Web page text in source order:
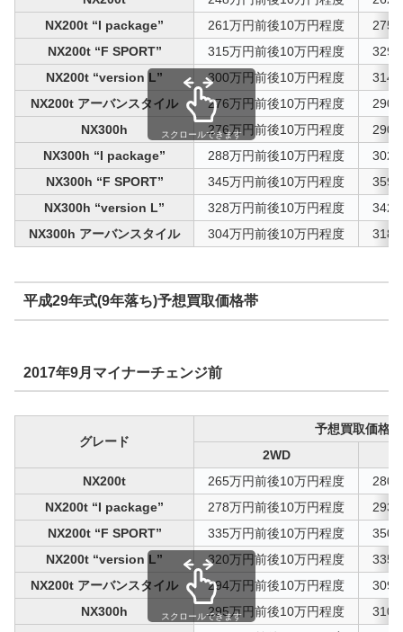
NX200t “I package”
261万円前後10万円程度
275
NX200t “F SPORT”
315万円前後10万円程度
329
NX200t “version L”
300万円前後10万円程度
314
NX200t アーバンスタイル
276万円前後10万円程度
290
NX300h
276万円前後10万円程度
290
NX300h “I package”
288万円前後10万円程度
302
NX300h “F SPORT”
345万円前後10万円程度
359
NX300h “version L”
328万円前後10万円程度
342
NX300h アーバンスタイル
304万円前後10万円程度 318
スクロールできます
平成29年式(9年落ち)予想買取価格帯
2017年9月マイナーチェンジ前
グレード
予想買取価格帯
2WD
NX200t
265万円前後10万円程度
280
NX200t “I package”
278万円前後10万円程度
293
NX200t “F SPORT”
335万円前後10万円程度
350
NX200t “version L”
320万円前後10万円程度
335
NX200t アーバンスタイル
294万円前後10万円程度
309
NX300h
295万円前後10万円程度
310
スクロールできます